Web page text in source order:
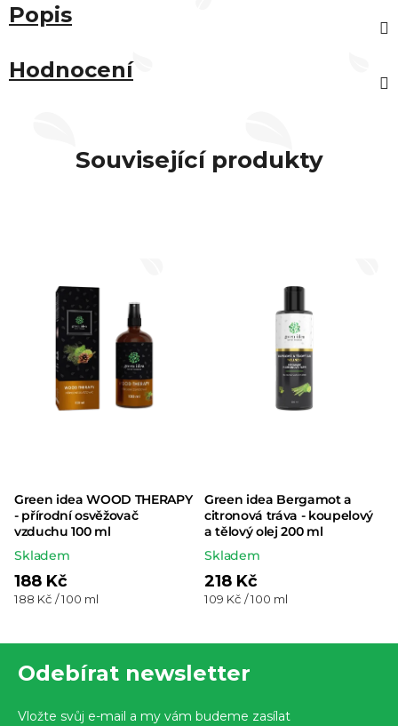
Popis
Hodnocení
Související produkty
Green idea WOOD THERAPY
- přírodní osvěžovač
vzduchu 100 ml
Skladem
188 Kč
Měrná
188 Kč / 100 ml
Green idea Bergamot a
citronová tráva - koupelový
a tělový olej 200 ml
Skladem
218 Kč
Měrná
109 Kč / 100 ml
Odebírat newsletter
Vložte svůj e-mail a my vám budeme zasílat